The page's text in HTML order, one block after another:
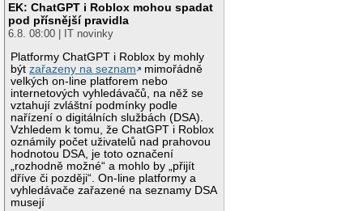
EK: ChatGPT i Roblox mohou spadat
pod přísnější pravidla
6.8. 08:00 | IT novinky
Platformy ChatGPT i Roblox by mohly
býtzařazeny na seznam
mimořádně
velkých on-line platforem nebo
internetových vyhledávačů, na něž se
vztahují zvláštní podmínky podle
nařízení o digitálních službách (DSA).
Vzhledem k tomu, že ChatGPT i Roblox
oznámily počet uživatelů nad prahovou
hodnotou DSA, je toto označení
„rozhodně možné“ a mohlo by „přijít
dříve či později“. On-line platformy a
vyhledávače zařazené na seznamy DSA
musejí